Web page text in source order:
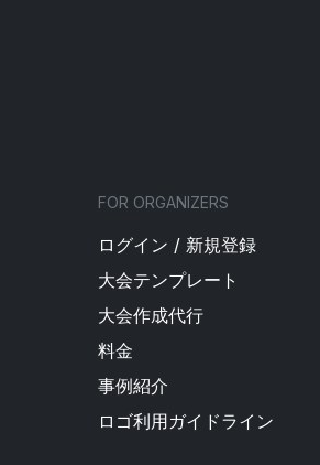
FOR ORGANIZERS
ログイン / 新規登録
大会テンプレート
大会作成代行
料金
事例紹介
ロゴ利用ガイドライン